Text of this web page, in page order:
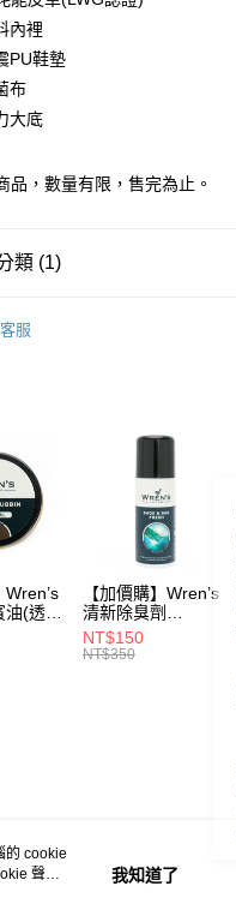
滿NT$990(含以上)免運費
內裡
PU鞋墊
布
大底
品，數量有限，售完為止。
類 (1)
客服
油(透明
【加價購】Wren’s
清新除臭劑
(289105540)
NT$150
NT$350
的 cookie
聲明
我知道了